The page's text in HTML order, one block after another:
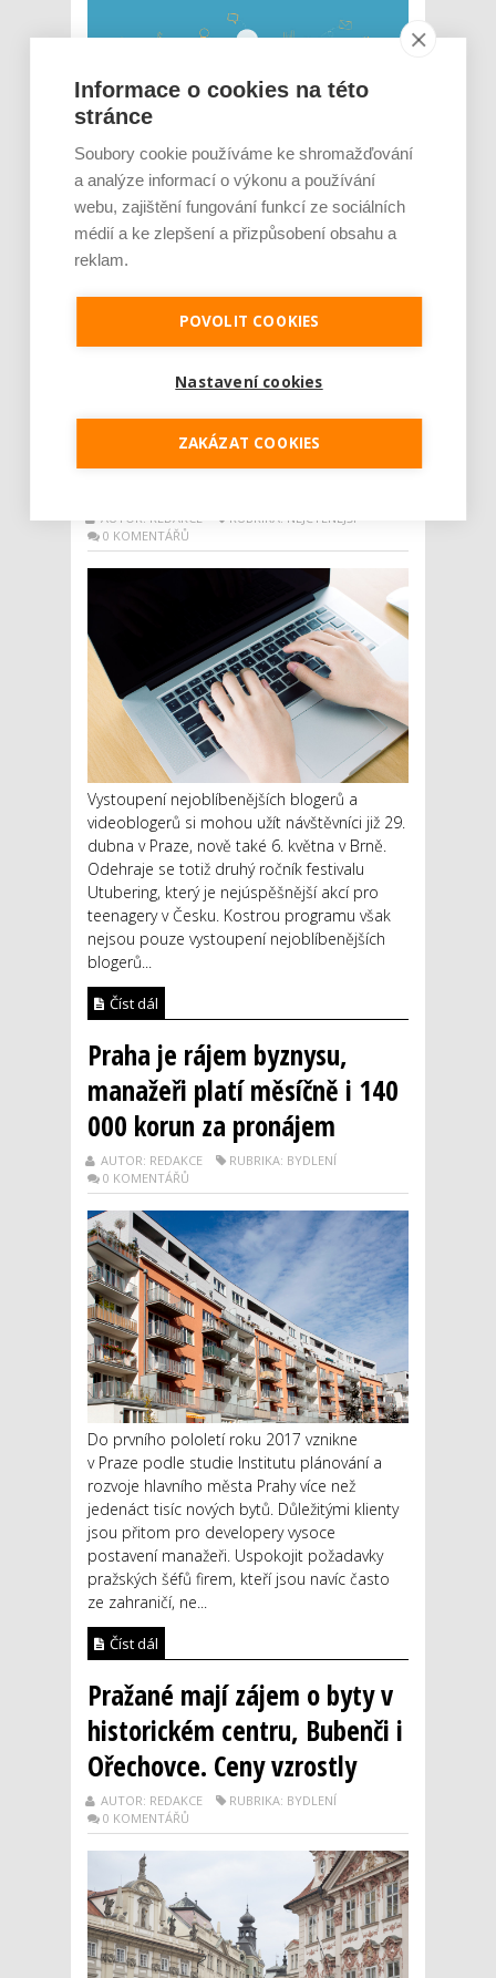
Místo tradičních hudebních představení
zažije pražské Rudolfinum neobvyklé setkání.
Své prostory totiž 29. března v 17:00 hodin
otevře světovým i českým top manažerům,
kteří zde budou před šestisetčlenným
marketingových dovednostech. To vše v
rámci konference...
Druhý ročník Utuberingu
přidává brněnskou zastávku
AUTOR: REDAKCE
RUBRIKA: NEJČTENĚJŠÍ
0 KOMENTÁŘŮ
Vystoupení nejoblíbenějších blogerů a
videoblogerů si mohou užít návštěvníci již 29.
dubna v Praze, nově také 6. května v Brně.
Odehraje se totiž druhý ročník festivalu
Utubering, který je nejúspěšnější akcí pro
teenagery v Česku. Kostrou programu však
nejsou pouze vystoupení nejoblíbenějších
blogerů...
Číst dál
Praha je rájem byznysu,
manažeři platí měsíčně i 140
000 korun za pronájem
AUTOR: REDAKCE
RUBRIKA: BYDLENÍ
0 KOMENTÁŘŮ
Do prvního pololetí roku 2017 vznikne
v Praze podle studie Institutu plánování a
rozvoje hlavního města Prahy více než
jedenáct tisíc nových bytů. Důležitými klienty
jsou přitom pro developery vysoce
postavení manažeři. Uspokojit požadavky
pražských šéfů firem, kteří jsou navíc často
ze zahraničí, ne...
Číst dál
Pražané mají zájem o byty v
historickém centru, Bubenči i
Ořechovce. Ceny vzrostly
AUTOR: REDAKCE
RUBRIKA: BYDLENÍ
0 KOMENTÁŘŮ
Informace o cookies na této
stránce
Soubory cookie používáme ke shromažďování
a analýze informací o výkonu a používání
webu, zajištění fungování funkcí ze sociálních
médií a ke zlepšení a přizpůsobení obsahu a
reklam.
POVOLIT COOKIES
Nastavení cookies
ZAKÁZAT COOKIES